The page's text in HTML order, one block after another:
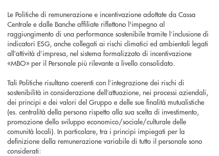
Le Politiche di remunerazione e incentivazione adottate da Cassa
Centrale e dalle Banche affiliate riflettono l'impegno al
raggiungimento di una performance sostenibile tramite l’inclusione di
indicatori ESG, anche collegati ai rischi climatici ed ambientali legati
all’attività d’impresa, nel sistema formalizzato di incentivazione
«MBO» per il Personale più rilevante a livello consolidato.
Tali Politiche risultano coerenti con l’integrazione dei rischi di
sostenibilità in considerazione dell’attuazione, nei processi aziendali,
dei principi e dei valori del Gruppo e delle sue finalità mutualistiche
(es. centralità della persona rispetto alla sua scelta di investimento,
promozione dello sviluppo economico/sociale/culturale delle
comunità locali). In particolare, tra i principi impiegati per la
definizione della remunerazione variabile di tutto il personale sono
considerati: